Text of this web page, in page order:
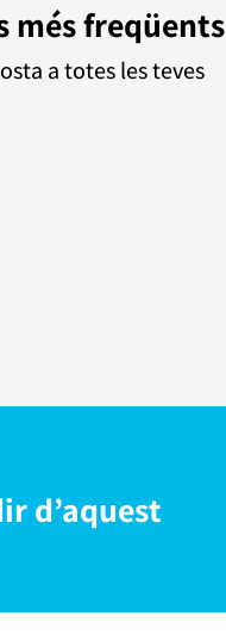
més freqüents
a totes les teves
d’aquest